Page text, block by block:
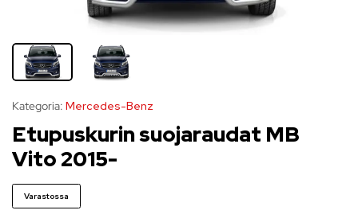
Kategoria: Mercedes-Benz
Etupuskurin suojaraudat MB
Vito 2015-
Varastossa